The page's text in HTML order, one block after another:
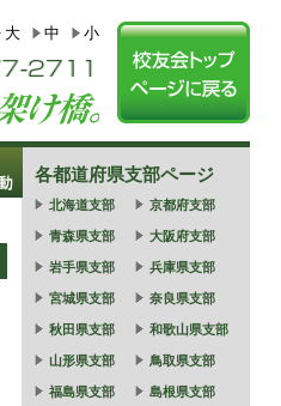
大 中 小
各都道府県支部ページ
北海道支部
青森県支部
岩手県支部
宮城県支部
秋田県支部
山形県支部
福島県支部
京都府支部
大阪府支部
兵庫県支部
奈良県支部
和歌山県支部
鳥取県支部
島根県支部